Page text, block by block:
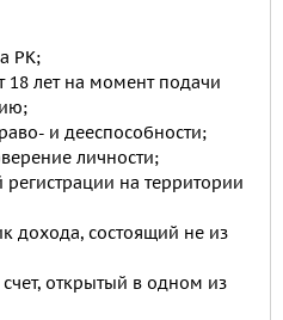
РК;
18 лет на момент подачи
и дееспособности;
личности;
на территории
дохода, состоящий не из
открытый в одном из